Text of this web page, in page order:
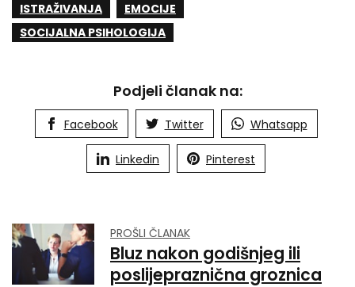
ISTRAŽIVANJA
EMOCIJE
SOCIJALNA PSIHOLOGIJA
Podjeli članak na:
Facebook Twitter Whatsapp
Linkedin Pinterest
PROŠLI ČLANAK
Bluz nakon godišnjeg ili
poslijepraznična groznica